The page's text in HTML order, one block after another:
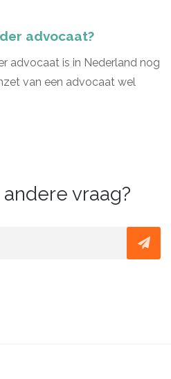
advocaat?
advocaat is in Nederland nog
van een advocaat wel
vraag?